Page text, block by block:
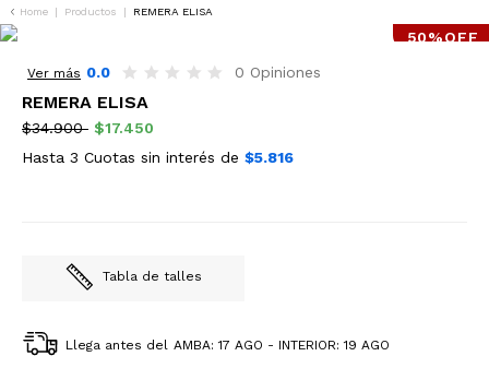
Home | Productos | REMERA ELISA
50%OFF
Ver más 0.0 0 Opiniones
REMERA ELISA
$34.900 $17.450
Hasta 3 Cuotas sin interés de $5.816
Tabla de talles
Llega antes del AMBA: 17 AGO - INTERIOR: 19 AGO